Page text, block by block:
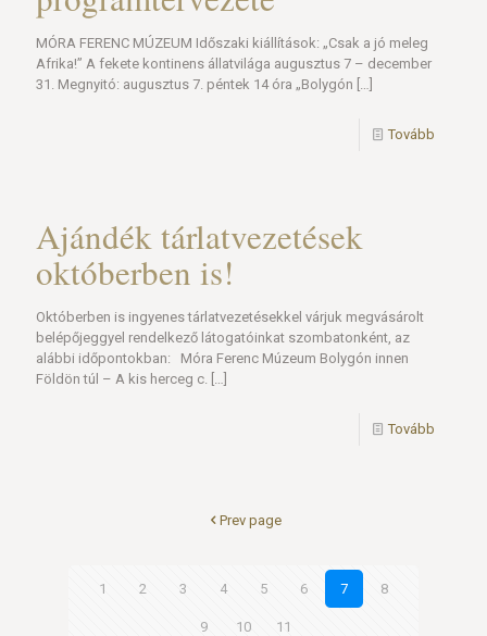
MÓRA FERENC MÚZEUM Időszaki kiállítások: „Csak a jó meleg
Afrika!” A fekete kontinens állatvilága augusztus 7 – december
31. Megnyitó: augusztus 7. péntek 14 óra „Bolygón […]
Tovább
Ajándék tárlatvezetések
októberben is!
Októberben is ingyenes tárlatvezetésekkel várjuk megvásárolt
belépőjeggyel rendelkező látogatóinkat szombatonként, az
alábbi időpontokban: Móra Ferenc Múzeum Bolygón innen
Földön túl – A kis herceg c. […]
Tovább
Prev page
1 2 3 4 5 6 7 8
9 10 11